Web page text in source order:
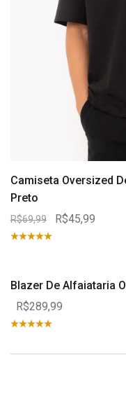
Camiseta Oversized
Preto
R$69,99 R$45,99
Blazer De Alfaiataria
R$289,99